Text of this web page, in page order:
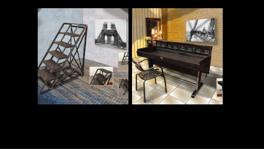
Read More Read More